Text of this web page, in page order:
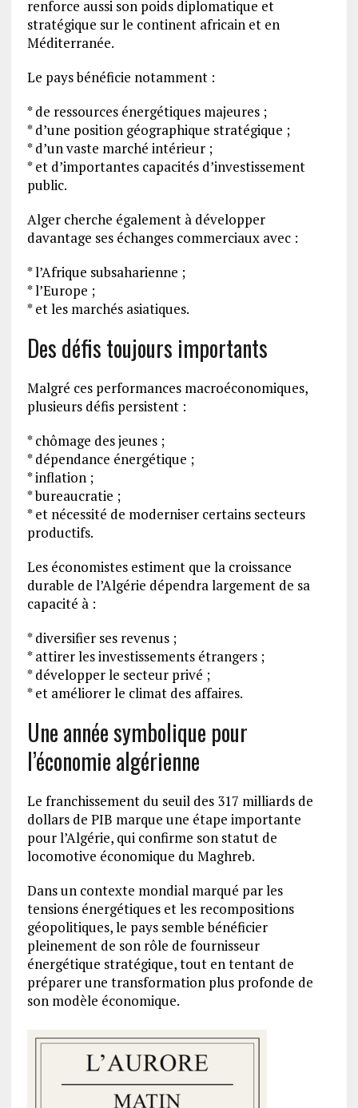
renforce aussi son poids diplomatique et
stratégique sur le continent africain et en
Méditerranée.
Le pays bénéficie notamment :
* de ressources énergétiques majeures ;
* d’une position géographique stratégique ;
* d’un vaste marché intérieur ;
* et d’importantes capacités d’investissement
public.
Alger cherche également à développer
davantage ses échanges commerciaux avec :
* l’Afrique subsaharienne ;
* l’Europe ;
* et les marchés asiatiques.
Des défis toujours importants
Malgré ces performances macroéconomiques,
plusieurs défis persistent :
* chômage des jeunes ;
* dépendance énergétique ;
* inflation ;
* bureaucratie ;
* et nécessité de moderniser certains secteurs
productifs.
Les économistes estiment que la croissance
durable de l’Algérie dépendra largement de sa
capacité à :
* diversifier ses revenus ;
* attirer les investissements étrangers ;
* développer le secteur privé ;
* et améliorer le climat des affaires.
Une année symbolique pour
l’économie algérienne
Le franchissement du seuil des 317 milliards de
dollars de PIB marque une étape importante
pour l’Algérie, qui confirme son statut de
locomotive économique du Maghreb.
Dans un contexte mondial marqué par les
tensions énergétiques et les recompositions
géopolitiques, le pays semble bénéficier
pleinement de son rôle de fournisseur
énergétique stratégique, tout en tentant de
préparer une transformation plus profonde de
son modèle économique.